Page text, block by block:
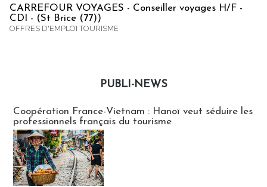
CARREFOUR VOYAGES - Conseiller voyages H/F -
CDI - (St Brice (77))
OFFRES D'EMPLOI TOURISME
PUBLI-NEWS
Coopération France-Vietnam : Hanoï veut séduire les
professionnels français du tourisme